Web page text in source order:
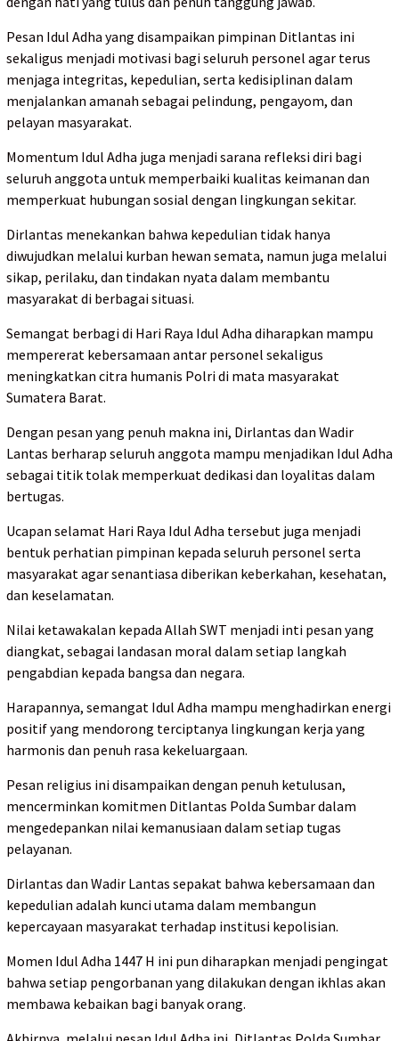
Pesan Idul Adha yang disampaikan pimpinan Ditlantas ini
sekaligus menjadi motivasi bagi seluruh personel agar terus
menjaga integritas, kepedulian, serta kedisiplinan dalam
menjalankan amanah sebagai pelindung, pengayom, dan
pelayan masyarakat.
Momentum Idul Adha juga menjadi sarana refleksi diri bagi
seluruh anggota untuk memperbaiki kualitas keimanan dan
memperkuat hubungan sosial dengan lingkungan sekitar.
Dirlantas menekankan bahwa kepedulian tidak hanya
diwujudkan melalui kurban hewan semata, namun juga melalui
sikap, perilaku, dan tindakan nyata dalam membantu
masyarakat di berbagai situasi.
Semangat berbagi di Hari Raya Idul Adha diharapkan mampu
mempererat kebersamaan antar personel sekaligus
meningkatkan citra humanis Polri di mata masyarakat
Sumatera Barat.
Dengan pesan yang penuh makna ini, Dirlantas dan Wadir
Lantas berharap seluruh anggota mampu menjadikan Idul Adha
sebagai titik tolak memperkuat dedikasi dan loyalitas dalam
bertugas.
Ucapan selamat Hari Raya Idul Adha tersebut juga menjadi
bentuk perhatian pimpinan kepada seluruh personel serta
masyarakat agar senantiasa diberikan keberkahan, kesehatan,
dan keselamatan.
Nilai ketawakalan kepada Allah SWT menjadi inti pesan yang
diangkat, sebagai landasan moral dalam setiap langkah
pengabdian kepada bangsa dan negara.
Harapannya, semangat Idul Adha mampu menghadirkan energi
positif yang mendorong terciptanya lingkungan kerja yang
harmonis dan penuh rasa kekeluargaan.
Pesan religius ini disampaikan dengan penuh ketulusan,
mencerminkan komitmen Ditlantas Polda Sumbar dalam
mengedepankan nilai kemanusiaan dalam setiap tugas
pelayanan.
Dirlantas dan Wadir Lantas sepakat bahwa kebersamaan dan
kepedulian adalah kunci utama dalam membangun
kepercayaan masyarakat terhadap institusi kepolisian.
Momen Idul Adha 1447 H ini pun diharapkan menjadi pengingat
bahwa setiap pengorbanan yang dilakukan dengan ikhlas akan
membawa kebaikan bagi banyak orang.